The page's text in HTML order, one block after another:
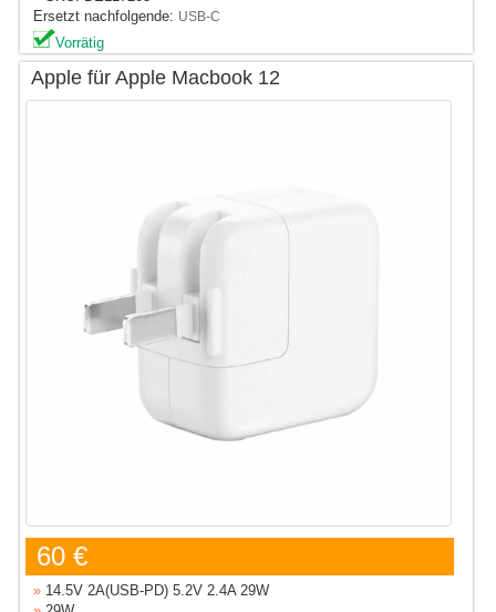
Ersetzt nachfolgende: USB-C
Vorrätig
Apple für Apple Macbook 12
60 €
» 14.5V 2A(USB-PD) 5.2V 2.4A 29W